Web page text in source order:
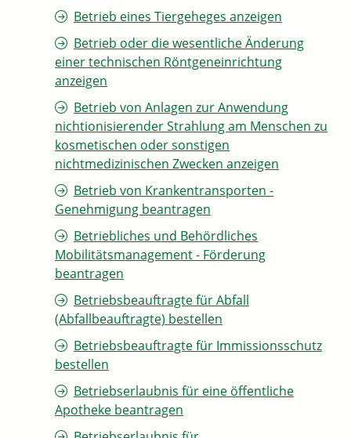
Betrieb eines Tiergeheges anzeigen
Betrieb oder die wesentliche Änderung
einer technischen Röntgeneinrichtung
anzeigen
Betrieb von Anlagen zur Anwendung
nichtionisierender Strahlung am Menschen zu
kosmetischen oder sonstigen
nichtmedizinischen Zwecken anzeigen
Betrieb von Krankentransporten -
Genehmigung beantragen
Betriebliches und Behördliches
Mobilitätsmanagement - Förderung
beantragen
Betriebsbeauftragte für Abfall
(Abfallbeauftragte) bestellen
Betriebsbeauftragte für Immissionsschutz
bestellen
Betriebserlaubnis für eine öffentliche
Apotheke beantragen